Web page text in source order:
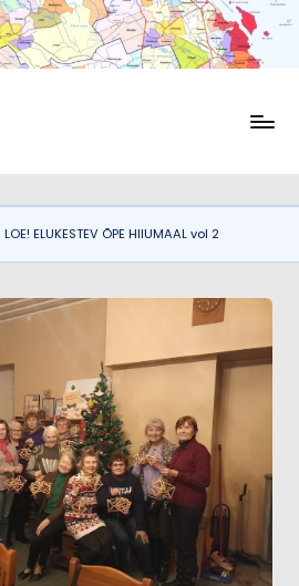
ELUKESTEV ÕPE HIIUMAAL vol 2